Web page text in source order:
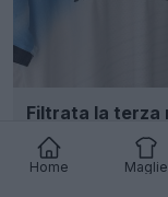
Home Maglie
Filtrata la terza
- Ritorno del
29 3.3K